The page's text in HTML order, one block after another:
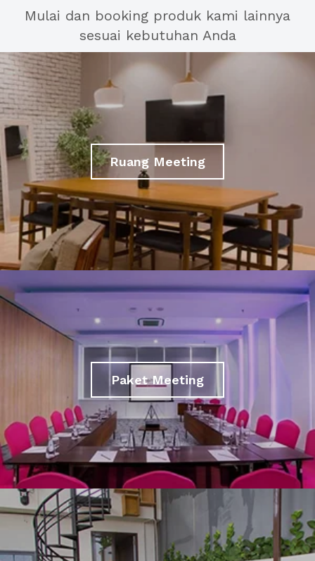
Mulai dan booking produk kami lainnya
sesuai kebutuhan Anda
Ruang Meeting
Paket Meeting